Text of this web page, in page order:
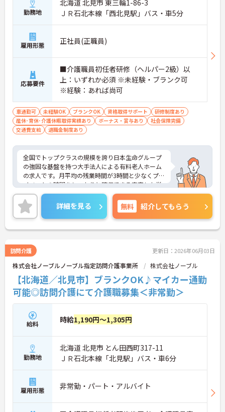
勤務地
北海道 北見市 東三輪1-86-3
ＪＲ石北本線「西北見駅」バス・車5分
雇用形態 正社員(正職員)
応募要件
■介護職員初任者研修（ヘルパー2級）以
上：いずれか必須 ※未経験・ブランク可
※経験：あれば尚可
車通勤可 未経験OK ブランクOK 資格取得サポート
研修制度あり
産休･育休･介護休暇取得実績あり
ボーナス・賞与あり
社会保険完備
交通費支給
退職金制度あり
全国でトップクラスの規模を誇り日本生命グループ
の強固な基盤を持つ大手法人による有料老人ホーム
の求人です。月平均の残業時間が3時間と少なくプラ
イベートの時間をしっかりと確保できる充実した労
働環境が整っています。入社後6ヶ月間は専属のOJT
担当者が付き丁寧な指導や面談を通じたフォローを
行うため新しい環境への適応もスムーズに進みま
す。また産休や育休の取得実績が豊富で子ども手当
の支給やくるみんマークの取得など子育てとの両立
の割引制度や職種間のジョブローテーション制度も
整備されており有資格者としての専門性を磨きなが
ら中長期的なキャリアアップを描けます。年齢によ
る一律の給与減額やキャリア上限を撤廃し定年65歳
から75歳までの再雇用制度を設けているため幅広い
世代のスタッフがそれぞれの強みを活かして長く活
躍できる魅力的な職場です。
★おすすめPOINT★
【無理のないペースで、長く健康に働ける】
・月平均の残業時間が3時間程度！プライベートの
時間をしっかり確保できます
・転勤の範囲は通勤圏内に限定されているので住み
りライフステージの変化に柔軟に対応しています
【手厚いサポートが証明する、安心の職場環境】
詳細を見る 無料 紹介してもらう
訪問介護 更新日：2026年06月03日
株式会社ノーブルノーブル指定訪問介護事業所 株式会社ノーブル
【北海道／北見市】ブランクOK♪マイカー通勤
可能◎訪問介護にて介護職募集＜非常勤＞
給料 時給1,190円～1,305円
勤務地
北海道 北見市 とん田西町317-11
ＪＲ石北本線「北見駅」バス・車6分
雇用形態 非常勤・パート・アルバイト